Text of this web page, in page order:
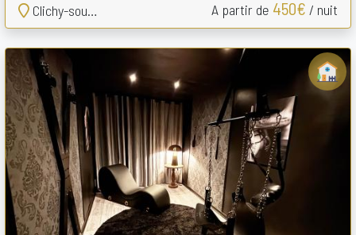
Clichy-sous-Bois A partir de 450€ / nuit